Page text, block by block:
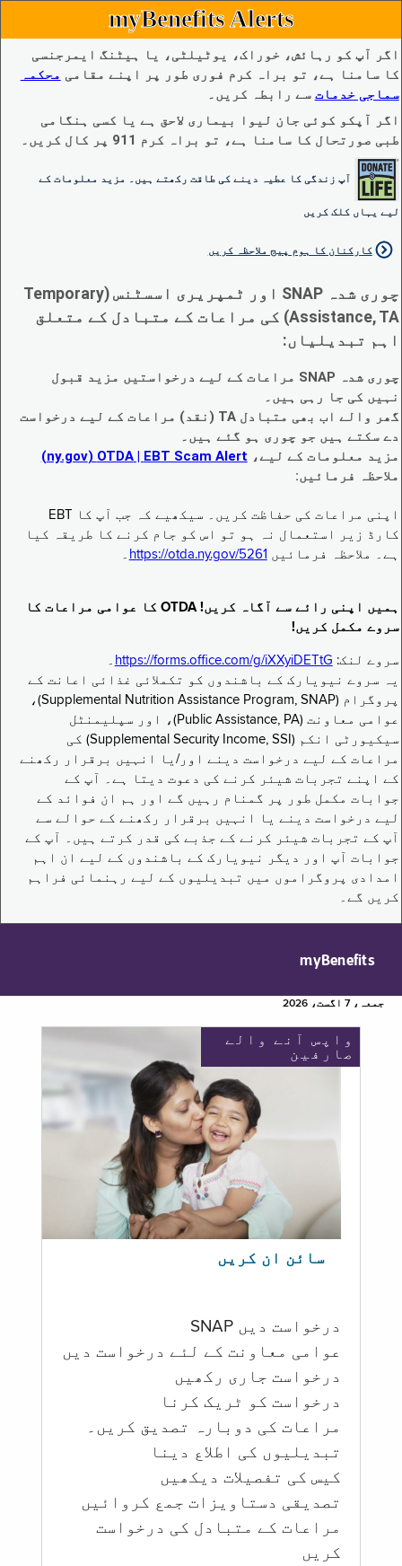
myBenefits Alerts
اگر آپ کو رہائش، خوراک، یوٹیلٹی، یا ہیٹنگ ایمرجنسی
کا سامنا ہے، تو براہ کرم فوری طور پر اپنے مقامی محکمہ
سماجی خدمات سے رابطہ کریں۔
اگر آپکو کوئی جان لیوا بیماری لاحق ہے یا کسی ہنگامی
طبی صورتحال کا سامنا ہے، تو براہ کرم 911 پر کال کریں۔
آپ زندگی کا عطیہ دینے کی طاقت رکھتے ہیں۔ مزید معلومات کے
لیے یہاں کلک کریں
کارکنان کا ہوم پیج ملاحظہ کریں
چوری شدہ SNAP اور ٹمپریری اسسٹنس (Temporary
Assistance, TA) کی مراعات کے متبادل کے متعلق
اہم تبدیلیاں:
چوری شدہ SNAP مراعات کے لیے درخواستیں مزید قبول
نہیں کی جا رہی ہیں۔
گھر والے اب بھی متبادل TA (نقد) مراعات کے لیے درخواست
دے سکتے ہیں جو چوری ہو گئے ہیں۔
مزید معلومات کے لیے، EBT Scam Alert ‏| OTDA ‏(ny.gov)
ملاحظہ فرمائیں:
اپنی مراعات کی حفاظت کریں۔ سیکھیے کہ جب آپ کا EBT
کارڈ زیر استعمال نہ ہو تو اس کو جام کرنے کا طریقہ کیا
ہے۔ ملاحظہ فرمائیں https://otda.ny.gov/5261 ۔
ہمیں اپنی رائے سے آگاہ کریں! OTDA کا عوامی مراعات کا
سروے مکمل کریں!
سروے لنک: https://forms.office.com/g/iXXyiDETtG ۔
یہ سروے نیویارک کے باشندوں کو تکملائی غذائی اعانت کے
پروگرام (Supplemental Nutrition Assistance Program, SNAP)،
عوامی معاونت (Public Assistance, PA)، اور سپلیمنٹل
سیکیورٹی انکم (Supplemental Security Income, SSI) کی
مراعات کے لیے درخواست دینے اور/یا انہیں برقرار رکھنے
کے اپنے تجربات شیئر کرنے کی دعوت دیتا ہے۔ آپ کے
جوابات مکمل طور پر گمنام رہیں گے اور ہم ان فوائد کے
لیے درخواست دینے یا انہیں برقرار رکھنے کے حوالے سے
آپ کے تجربات شیئر کرنے کے جذبے کی قدر کرتے ہیں۔ آپ کے
جوابات آپ اور دیگر نیویارک کے باشندوں کے لیے ان اہم
امدادی پروگراموں میں تبدیلیوں کے لیے رہنمائی فراہم
کریں گے۔
myBenefits
جمعہ، 7 اگست، 2026
واپس آنے والے
صارفین
سائن ان کریں
درخواست دیں SNAP
عوامی معاونت کے لئے درخواست دیں
درخواست جاری رکھیں
درخواست کو ٹریک کرنا
مراعات کی دوبارہ تصدیق کریں۔
تبدیلیوں کی اطلاع دینا
کیس کی تفصیلات دیکھیں
تصدیقی دستاویزات جمع کروائیں
مراعات کے متبادل کی درخواست
کریں